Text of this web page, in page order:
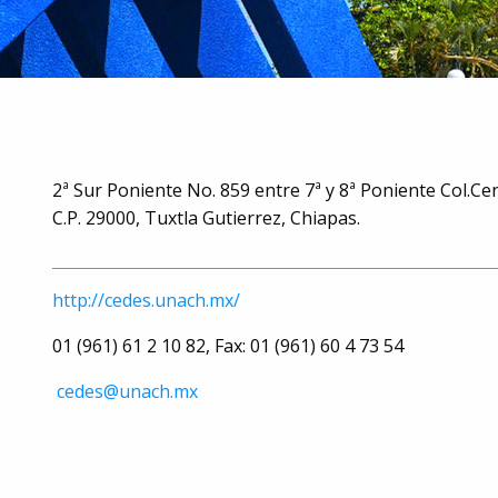
2ª Sur Poniente No. 859 entre 7ª y 8ª Poniente
C.P. 29000, Tuxtla Gutierrez, Chiapas.
http://cedes.unach.mx/
01 (961) 61 2 10 82, Fax: 01 (961) 60 4 73 54
cedes@unach.mx